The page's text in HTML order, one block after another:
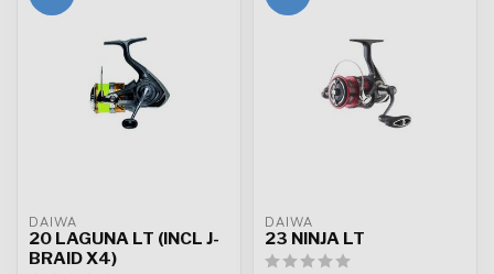
DAIWA
20 LAGUNA LT (INCL J-
BRAID X4)
DAIWA
23 NINJA LT